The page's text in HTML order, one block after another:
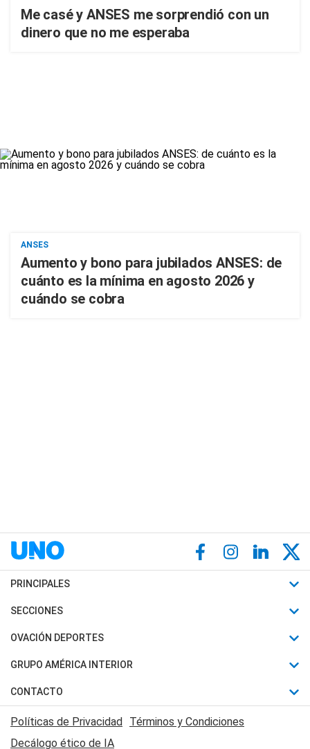
Me casé y ANSES me sorprendió con un
dinero que no me esperaba
ANSES
Aumento y bono para jubilados ANSES: de
cuánto es la mínima en agosto 2026 y
cuándo se cobra
PRINCIPALES
Últimas Noticias
Política
Judiciales
Economia
SECCIONES
Horóscopo
Motores
Trucos caseros
Series y Películas
OVACIÓN DEPORTES
Fútbol
Mundial
Automovilismo
Rugby
GRUPO AMÉRICA INTERIOR
Canal 7 en Vivo
CONTACTO
Acerca de Nosotros
Contactanos
Políticas de Privacidad Términos y Condiciones
Decálogo ético de IA